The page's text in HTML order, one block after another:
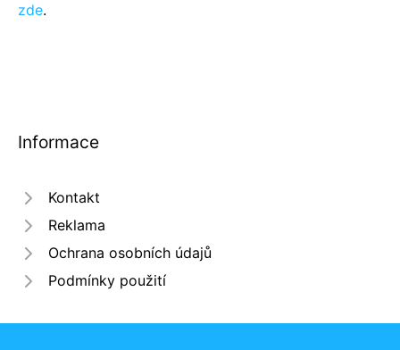
zde.
Informace
Kontakt
Reklama
Ochrana osobních údajů
Podmínky použití